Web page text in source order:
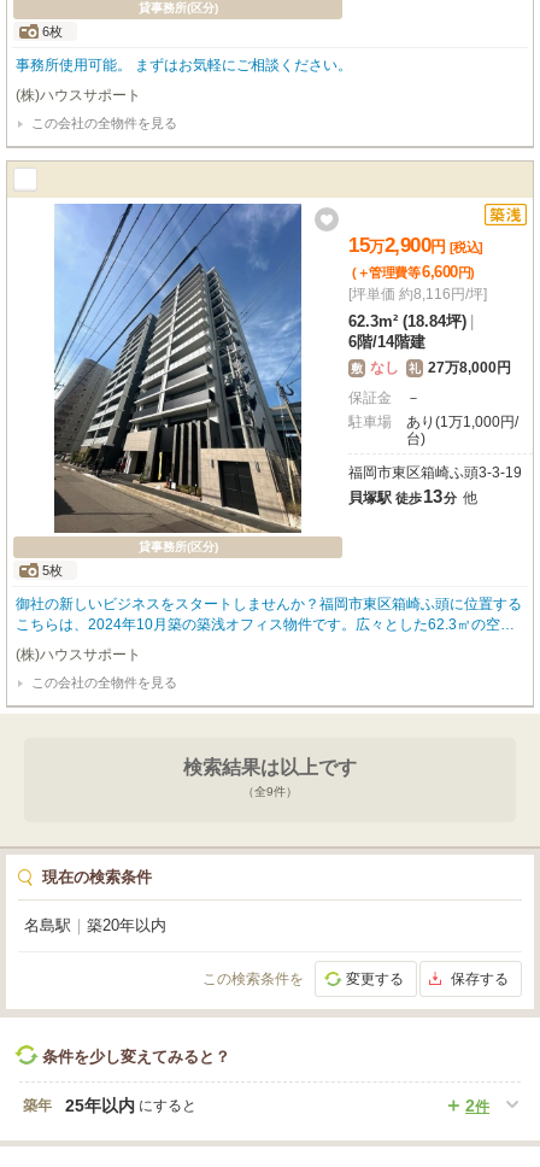
貸事務所(区分)
6枚
事務所使用可能。 まずはお気軽にご相談ください。
(株)ハウスサポート
この会社の全物件を見る
貸事務所(区分)
5枚
15万2,900円 [税込]
(＋管理費等6,600円)
[坪単価 約8,116円/坪]
62.3m² (18.84坪)
6階/14階建
敷 なし 礼 27万8,000円
保証金
－
駐車場
あり(1万1,000円/
台)
福岡市東区箱崎ふ頭3-3-19
貝塚駅 徒歩13分 他
御社の新しいビジネスをスタートしませんか？福岡市東区箱崎ふ頭に位置する
こちらは、2024年10月築の築浅オフィス物件です。広々とした62.3㎡の空間
は、多様なビジネスシーンに対応可能。エアコンやエレベーターはもちろん、
インターネット環境やガス・給排水設備も整っており、入居後すぐに快適なオ
フィスライフを始められます。貝塚駅まで徒歩13分で、複数路線が利用できる
ため、通勤にも大変便利です。幹線道路沿いの立地は、お客様のアクセスしや
は公園が点在し、リフレッシュできる環境が整っています。飲食店やコンビ
ニ、病院も徒歩圏内にあり、日々の業務を力強くサポートしてくれるはずで
(株)ハウスサポート
この会社の全物件を見る
検索結果は以上です
（全9件）
現在の検索条件
名島駅 築20年以内
この検索条件を 変更する 保存する
条件を少し変えてみると？
築年 2件
25年以内 にすると